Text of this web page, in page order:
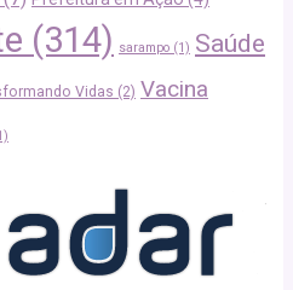
(314) sarampo (1) Saúde
Vidas (2) Vacina